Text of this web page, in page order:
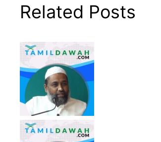
Related Posts